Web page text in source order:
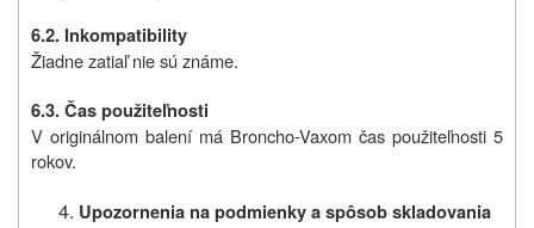
6.2. Inkompatibility
Žiadne zatiaľ nie sú známe.
6.3. Čas použiteľnosti
V originálnom balení má Broncho-Vaxom čas použiteľnosti 5
rokov.
Upozornenia na podmienky a spôsob skladovania